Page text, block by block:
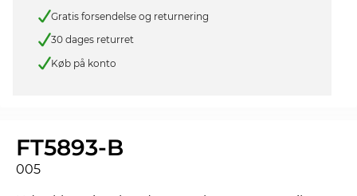
Gratis forsendelse og returnering
30 dages returret
Køb på konto
FT5893-B
005